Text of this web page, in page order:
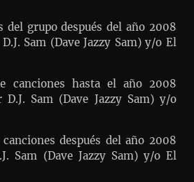
del grupo después del año 2008
Sam (Dave Jazzy Sam) y/o El
canciones hasta el año 2008
Sam (Dave Jazzy Sam) y/o
después del año 2008
Sam (Dave Jazzy Sam) y/o El